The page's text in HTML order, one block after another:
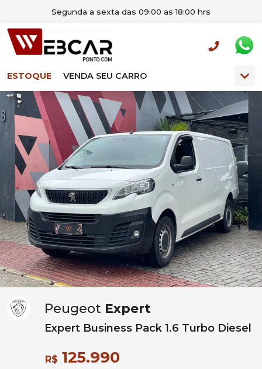
Segunda a sexta das 09:00 as 18:00 hrs
ESTOQUE VENDA SEU CARRO
Peugeot Expert
Expert Business Pack 1.6 Turbo Diesel
R$ 125.990